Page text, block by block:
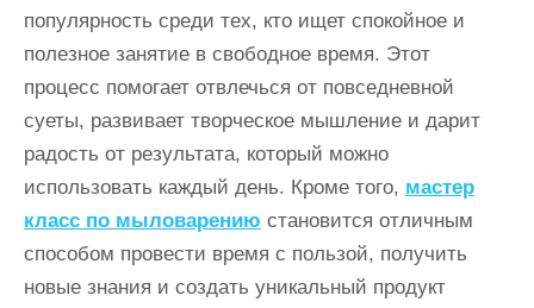
популярность среди тех, кто ищет спокойное и
полезное занятие в свободное время. Этот
процесс помогает отвлечься от повседневной
суеты, развивает творческое мышление и дарит
радость от результата, который можно
использовать каждый день. Кроме того, мастер
класс по мыловарению становится отличным
способом провести время с пользой, получить
новые знания и создать уникальный продукт